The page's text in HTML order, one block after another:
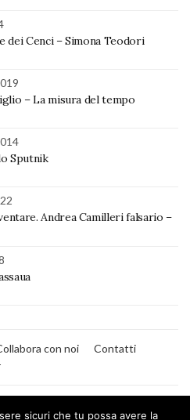
dei Cenci – Simona Teodori
– La misura del tempo
Sputnik
Andrea Camilleri falsario –
con noi
Contatti
sicuri che tu possa avere la